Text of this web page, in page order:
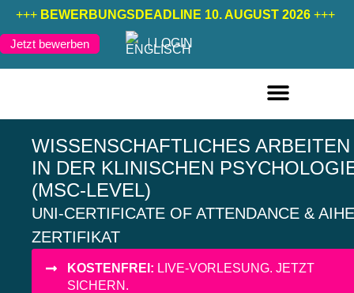
+++ BEWERBUNGSDEADLINE 10. AUGUST 2026 +++
Jetzt bewerben LOGIN
WISSENSCHAFTLICHES ARBEITEN
IN DER KLINISCHEN
(MSC-LEVEL)
UNI-CERTIFICATE OF ATTENDANCE & AIHE
ZERTIFIKAT
KOSTENFREI: LIVE-VORLESUNG. JETZT
SICHERN.